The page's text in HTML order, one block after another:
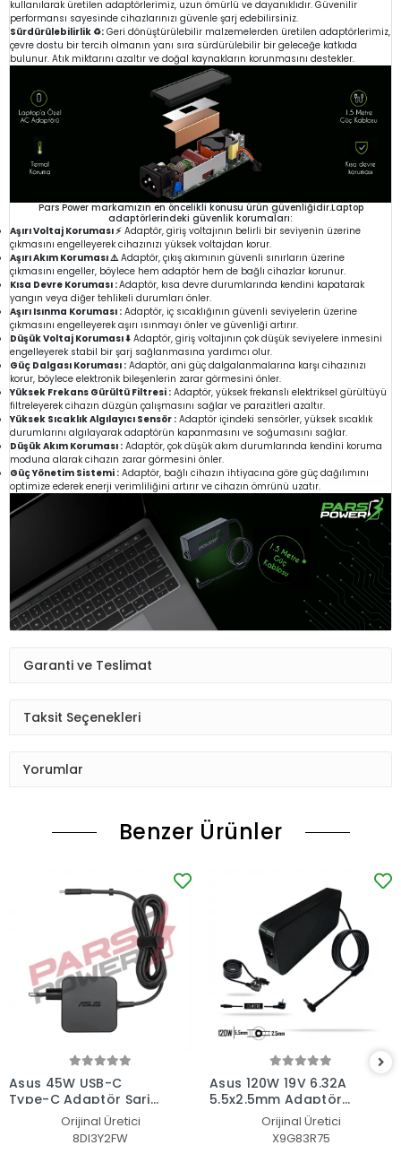
kullanılarak üretilen adaptörlerimiz, uzun ömürlü ve dayanıklıdır. Güvenilir
performansı sayesinde cihazlarınızı güvenle şarj edebilirsiniz.
Sürdürülebilirlik ♻️: Geri dönüştürülebilir malzemelerden üretilen adaptörlerimiz,
çevre dostu bir tercih olmanın yanı sıra sürdürülebilir bir geleceğe katkıda
bulunur. Atık miktarını azaltır ve doğal kaynakların korunmasını destekler.
Pars Power markamızın en öncelikli konusu ürün güvenliğidir.Laptop
adaptörlerindeki güvenlik korumaları:
Aşırı Voltaj Koruması ⚡ Adaptör, giriş voltajının belirli bir seviyenin üzerine
çıkmasını engelleyerek cihazınızı yüksek voltajdan korur.
Aşırı Akım Koruması ⚠️Adaptör, çıkış akımının güvenli sınırların üzerine
çıkmasını engeller, böylece hem adaptör hem de bağlı cihazlar korunur.
Kısa Devre Koruması :Adaptör, kısa devre durumlarında kendini kapatarak
yangın veya diğer tehlikeli durumları önler.
Aşırı Isınma Koruması : Adaptör, iç sıcaklığının güvenli seviyelerin üzerine
çıkmasını engelleyerek aşırı ısınmayı önler ve güvenliği artırır.
Düşük Voltaj Koruması ⬇️ Adaptör, giriş voltajının çok düşük seviyelere inmesini
engelleyerek stabil bir şarj sağlanmasına yardımcı olur.
Güç Dalgası Koruması : Adaptör, ani güç dalgalanmalarına karşı cihazınızı
korur, böylece elektronik bileşenlerin zarar görmesini önler.
Yüksek Frekans Gürültü Filtresi : Adaptör, yüksek frekanslı elektriksel gürültüyü
filtreleyerek cihazın düzgün çalışmasını sağlar ve parazitleri azaltır.
Yüksek Sıcaklık Algılayıcı Sensör : Adaptör içindeki sensörler, yüksek sıcaklık
durumlarını algılayarak adaptörün kapanmasını ve soğumasını sağlar.
Düşük Akım Koruması : Adaptör, çok düşük akım durumlarında kendini koruma
moduna alarak cihazın zarar görmesini önler.
Güç Yönetim Sistemi : Adaptör, bağlı cihazın ihtiyacına göre güç dağılımını
optimize ederek enerji verimliliğini artırır ve cihazın ömrünü uzatır.
Garanti ve Teslimat
Taksit Seçenekleri
Yorumlar
Benzer Ürünler
Asus 45W USB-C
Type-C Adaptör Şarj
Aleti-CihazıOrijinal Üretici
8DI3Y2FW
Asus 120W 19V 6.32A
5.5x2.5mm Adaptör
Şarj Aleti-Cihazı
Orijinal Üretici
X9G83R75